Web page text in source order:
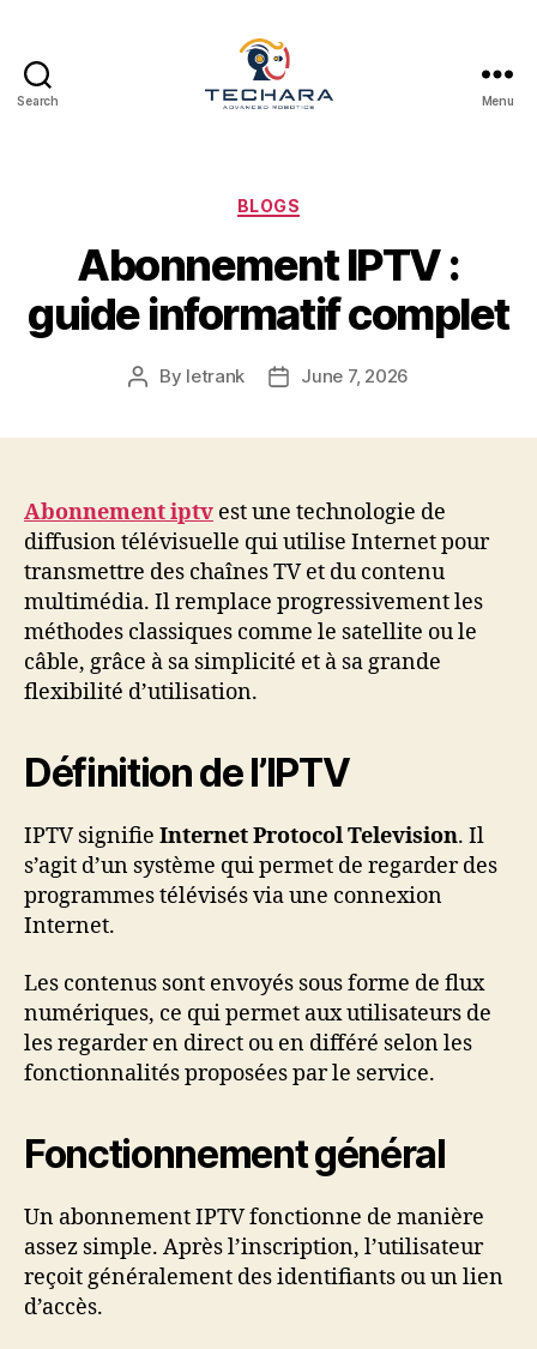
Search Menu
Categories
BLOGS
Abonnement IPTV :
guide informatif complet
Post
By letrank
PostJune 7, 2026
Abonnement iptv est une technologie de
diffusion télévisuelle qui utilise Internet pour
transmettre des chaînes TV et du contenu
multimédia. Il remplace progressivement les
méthodes classiques comme le satellite ou le
câble, grâce à sa simplicité et à sa grande
flexibilité d’utilisation.
Définition de l’IPTV
IPTV signifie Internet Protocol Television. Il
s’agit d’un système qui permet de regarder des
programmes télévisés via une connexion
Internet.
Les contenus sont envoyés sous forme de flux
numériques, ce qui permet aux utilisateurs de
les regarder en direct ou en différé selon les
fonctionnalités proposées par le service.
Fonctionnement général
Un abonnement IPTV fonctionne de manière
assez simple. Après l’inscription, l’utilisateur
reçoit généralement des identifiants ou un lien
d’accès.